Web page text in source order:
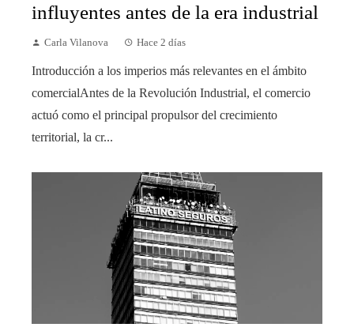
influyentes antes de la era industrial
Carla Vilanova Hace 2 días
Introducción a los imperios más relevantes en el ámbito
comercialAntes de la Revolución Industrial, el comercio
actuó como el principal propulsor del crecimiento
territorial, la cr...